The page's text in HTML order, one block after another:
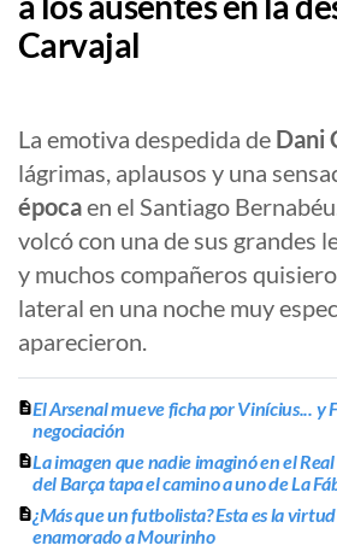
Carvajal
La emotiva despedida de Dani
lágrimas, aplausos y una
épocaen el Santiago
volcó con una de sus grandes
y muchos compañeros
lateral en una noche muy
aparecieron.
El Arsenal mueve ficha por Vinícius... y
negociación
La imagen que nadie imaginó en el
del Barça tapa el camino a uno de La
¿Más que un futbolista? Esta es la
enamorado a Mourinho